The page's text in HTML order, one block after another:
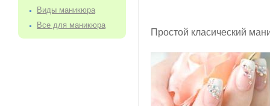
Виды маникюра
Все для маникюра
Простой класический